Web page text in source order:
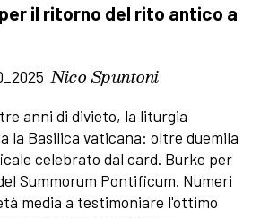
il ritorno del rito antico a
Nico Spuntoni
anni di divieto, la liturgia
la Basilica vaticana: oltre duemila
celebrato dal card. Burke per
Summorum Pontificum. Numeri
media a testimoniare l'ottimo